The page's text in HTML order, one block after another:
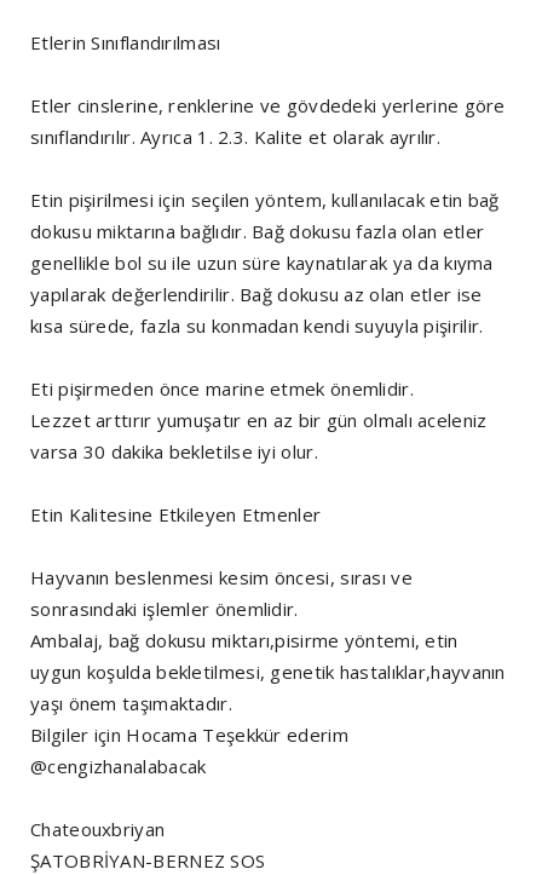
Etlerin Sınıflandırılması
Etler cinslerine, renklerine ve gövdedeki yerlerine göre
sınıflandırılır. Ayrıca 1. 2.3. Kalite et olarak ayrılır.
Etin pişirilmesi için seçilen yöntem, kullanılacak etin bağ
dokusu miktarına bağlıdır. Bağ dokusu fazla olan etler
genellikle bol su ile uzun süre kaynatılarak ya da kıyma
yapılarak değerlendirilir. Bağ dokusu az olan etler ise
kısa sürede, fazla su konmadan kendi suyuyla pişirilir.
Eti pişirmeden önce marine etmek önemlidir.
Lezzet arttırır yumuşatır en az bir gün olmalı aceleniz
varsa 30 dakika bekletilse iyi olur.
Etin Kalitesine Etkileyen Etmenler
Hayvanın beslenmesi kesim öncesi, sırası ve
sonrasındaki işlemler önemlidir.
Ambalaj, bağ dokusu miktarı,pisirme yöntemi, etin
uygun koşulda bekletilmesi, genetik hastalıklar,hayvanın
yaşı önem taşımaktadır.
Bilgiler için Hocama Teşekkür ederim
@cengizhanalabacak
Chateouxbriyan
ŞATOBRİYAN-BERNEZ SOS